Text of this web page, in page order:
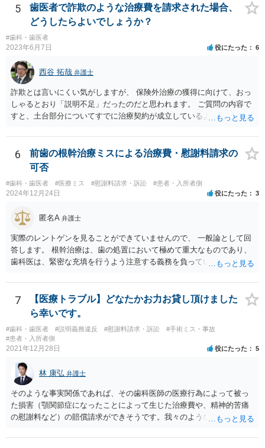
ながら実際には、妊娠・出産をしたら退職する慣行の事業者はありま
す。 しかし、このような慣行となっていること自体が、均等法９条１
項に違反します。 均等法違反は行政指導の対象となり、事業者が是正
勧告に従わない場合には企業名が公表される可能性もあります。 実際
に小さな医院で公表までいったケースがありますが、かなり稀なケー
スと言えます。 また、産休・育休を理由とした解雇は無効であり、損
害賠償請求の対象にもなります。 実際にどのようなアクションを取る
かは、職場での人間関係など気になる点があると思いますが、弁護士
か労基署へ一度ご相談いただくと安心だと思います。 均等法 （婚姻、
妊娠、出産等を理由とする不利益取扱いの禁止等） 第九条 事業主
は、女性労働者が婚姻し、妊娠し、又は出産したことを退職理由とし
て予定する定めをしてはならない。 ２ 事業主は、女性労働者が婚姻
したことを理由として、解雇してはならない。 ３ 事業主は、その雇
用する女性労働者が妊娠したこと、出産したこと、労働基準法（昭和
二十二年法律第四十九号）第六十五条第一項の規定による休業を請求
し、又は同項若しくは同条第二項の規定による休業をしたことその他
の妊娠又は出産に関する事由であつて厚生労働省令で定めるものを理
はならない。 ４ 妊娠中の女性労働者及び出産後一年を経過しない女
該解雇が前項に規定する事由を理由とする解雇でないことを証明した
ときは、この限りでない。
5
歯医者で詐欺のような治療費を請求された場合、
どうしたらよいでしょうか？
#歯科・歯医者
2023年6月7日 役にたった 6
西谷 拓哉 弁護士
詐欺とは言いにくい気がしますが、 保険外治療の獲得に向けて、おっ
しゃるとおり「説明不足」だったのだと思われます。 ご質問の内容で
すと、土台部分についてすでに治療契約が成立しているように思われ
させることができます。 消費者契約法は、いくつか取消の類型を定め
ています。 いくつか該当しそうな取消権をご参考までのせます。 ①土
台と被せ物の治療は通常同じ歯科で行いますので、被せ物の治療費が
４０万円もかかるというのは 治療費という重要な事項について、不利
益なる事実の不告知があった認められると考えられます。 そのため、
４０万円もかかるとは夢にも思わなかったという事情があれば、不利
益事実の不告知を理由とした取消権を主張することが出来る可能性が
あります（消費者契約法４条２項）。 ②また、保険外治療の必要性に
ついて虚偽の説明があったのであれば、不実告知取消ということも考
えられます（消費者契約法４条１項１号）。 ③そのほか、歯科治療
中、抗らうことが困難な状態で保険外治療の勧誘をされたということ
であれば、最近（令和５年６月１日）施行されたばかりですが、 退去
困難場所（たとえば、待合から診察台へ）に同行された上で困惑して
契約したという類型の取消権（改正消費者契約法４条３項３号）も使
える可能性があります。 一旦、書面で消費者契約法に基づく取消権を
行使するので払えないという 通知をして様子をみるのも手かと思いま
す。 その他、消費生活センターに相談して、間に入ってもらうことも
手かもしれません。
6
前歯の根幹治療ミスによる治療費・慰謝料請求の
可否
#歯科・歯医者 #医療ミス #慰謝料請求・訴訟 #患者・入所者側
2024年12月24日 役にたった 3
匿名A 弁護士
実際のレントゲンを見ることができていませんので、 一般論として回
答します。 根幹治療は、歯の処置において極めて重大なものであり、
歯科医は、緊密な充填を行うよう注意する義務を負っていると考えら
号事件） 当該義務に違反した場合、診療契約の不履行又は不法行為に
基づく損害賠償請求の可能性が生じます。 慰謝料に関しては、通院慰
謝料といった形での請求になろうかと思います。
7
【医療トラブル】どなたかお力お貸し頂けました
ら幸いです。
#歯科・歯医者 #説明義務違反 #慰謝料請求・訴訟
#手術ミス・事故
#患者・入所者側
2021年12月28日 役にたった 5
林 康弘 弁護士
そのような事実関係であれば、その歯科医師の医療行為によって被っ
た損害（顎関節症になったことによって生じた治療費や、精神的苦痛
の慰謝料など）の賠償請求ができそうです。我々のような弁護士に依
科）の先生の協力等を得ることも必要だと思います。